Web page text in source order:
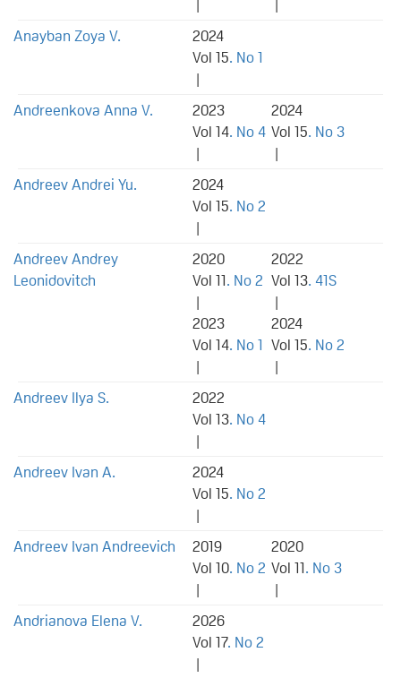
Anayban Zoya V.
2024
Vol 15. No 1
|
Andreenkova Anna V.
2023
Vol 14. No 4
|
2024
Vol 15. No 3
|
Andreev Andrei Yu.
2024
Vol 15. No 2
|
Andreev Andrey
Leonidovitch
2020
Vol 11. No 2
|
2022
Vol 13. 41S
|
2023
Vol 14. No 1
|
2024
Vol 15. No 2
|
Andreev Ilya S.
2022
Vol 13. No 4
|
Andreev Ivan A.
2024
Vol 15. No 2
|
Andreev Ivan Andreevich
2019
Vol 10. No 2
|
2020
Vol 11. No 3
|
Andrianova Elena V.
2026
Vol 17. No 2
|